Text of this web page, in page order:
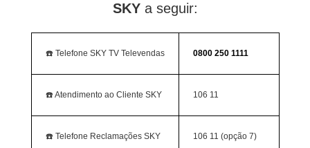
SKYa seguir:
☎️ Telefone SKY TV Televendas 0800 250 1111
☎️ Atendimento ao Cliente SKY 106 11
☎️ Telefone Reclamações SKY 106 11 (opção 7)